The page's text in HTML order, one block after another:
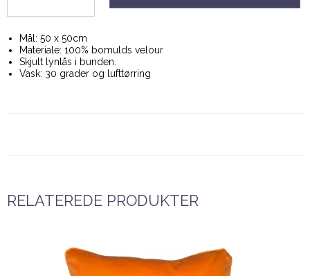
Mål: 50 x 50cm
Materiale: 100% bomulds velour
Skjult lynlås i bunden.
Vask: 30 grader og lufttørring
RELATEREDE PRODUKTER